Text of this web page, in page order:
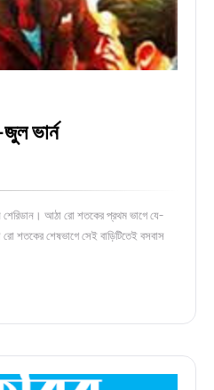
ভার্ন
শেরিডান। আঠা রো শতকের প্রথম ভাগে যে-
শতকের শেষভাগে সেই বাড়িটিতেই বসবাস